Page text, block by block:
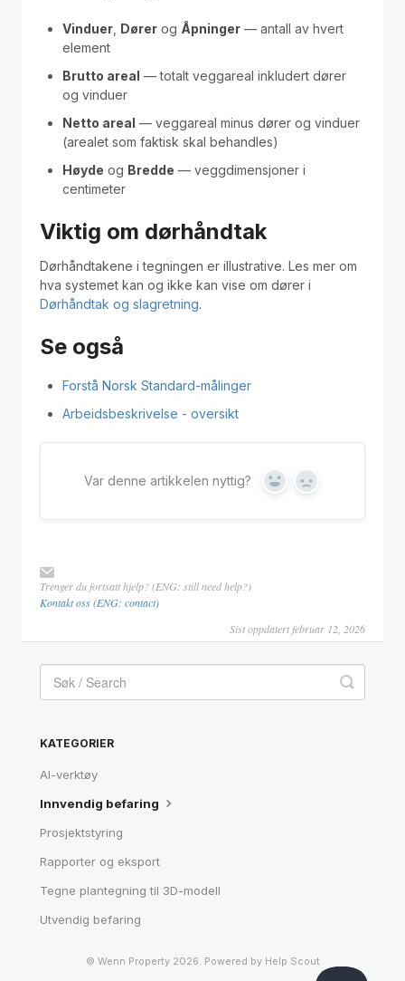
Vinduer Dører og Åpninger — antall av hvert
element
Brutto areal — totalt veggareal inkludert dører
og vinduer
Netto areal — veggareal minus dører og vinduer
(arealet som faktisk skal behandles)
Høyde og Bredde — veggdimensjoner i
centimeter
Viktig om dørhåndtak
Dørhåndtakene i tegningen er illustrative. Les mer om
hva systemet kan og ikke kan vise om dører i
Dørhåndtak og slagretning.
Se også
Forstå Norsk Standard-målinger
Arbeidsbeskrivelse - oversikt
Var denne artikkelen nyttig? Yes No
Trenger du fortsatt hjelp? (ENG: still need help?)
Kontakt oss (ENG: contact)
Sist oppdatert februar 12, 2026
KATEGORIER
AI-verktøy
Innvendig befaring
Prosjektstyring
Rapporter og eksport
Tegne plantegning til 3D-modell
Utvendig befaring
© Wenn Property2026. Powered by Help Scout